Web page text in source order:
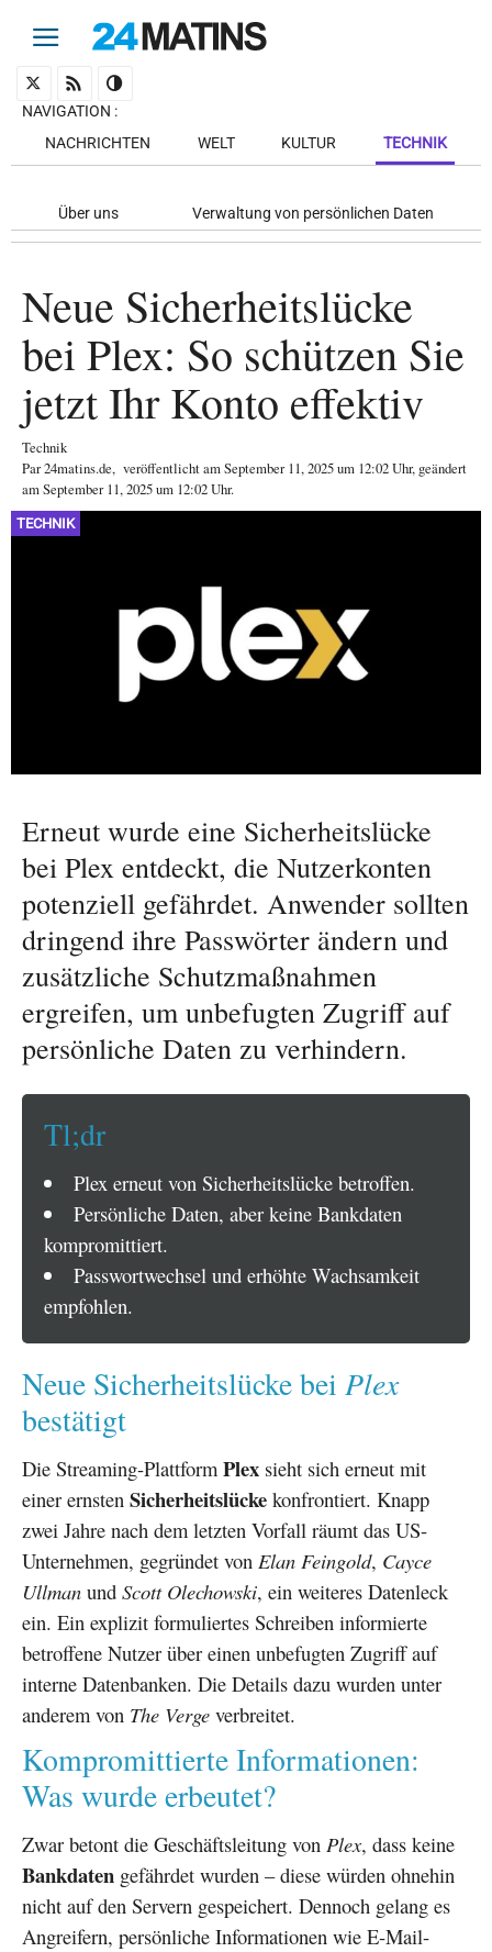
NAVIGATION :
NACHRICHTEN
WELT KULTUR TECHNIK
Über uns Verwaltung von persönlichen Daten
Neue Sicherheitslücke
bei Plex: So schützen Sie
jetzt Ihr Konto effektiv
Technik
Par24matins.de, veröffentlicht amSeptember 11, 2025um 12:02 Uhr, geändert
am September 11, 2025 um 12:02 Uhr.
TECHNIK
Erneut wurde eine Sicherheitslücke
bei Plex entdeckt, die Nutzerkonten
potenziell gefährdet. Anwender sollten
dringend ihre Passwörter ändern und
zusätzliche Schutzmaßnahmen
ergreifen, um unbefugten Zugriff auf
persönliche Daten zu verhindern.
Tl;dr
Plex erneut von Sicherheitslücke betroffen.
Persönliche Daten, aber keine Bankdaten
kompromittiert.
Passwortwechsel und erhöhte Wachsamkeit
empfohlen.
Neue Sicherheitslücke bei Plex
bestätigt
Die Streaming-Plattform Plex sieht sich erneut mit
einer ernsten Sicherheitslücke konfrontiert. Knapp
zwei Jahre nach dem letzten Vorfall räumt das US-
Unternehmen, gegründet von Elan Feingold, Cayce
Ullman und Scott Olechowski, ein weiteres Datenleck
ein. Ein explizit formuliertes Schreiben informierte
betroffene Nutzer über einen unbefugten Zugriff auf
interne Datenbanken. Die Details dazu wurden unter
anderem von The Verge verbreitet.
Kompromittierte Informationen:
Was wurde erbeutet?
Zwar betont die Geschäftsleitung von Plex, dass keine
Bankdaten gefährdet wurden – diese würden ohnehin
nicht auf den Servern gespeichert. Dennoch gelang es
Angreifern, persönliche Informationen wie E-Mail-